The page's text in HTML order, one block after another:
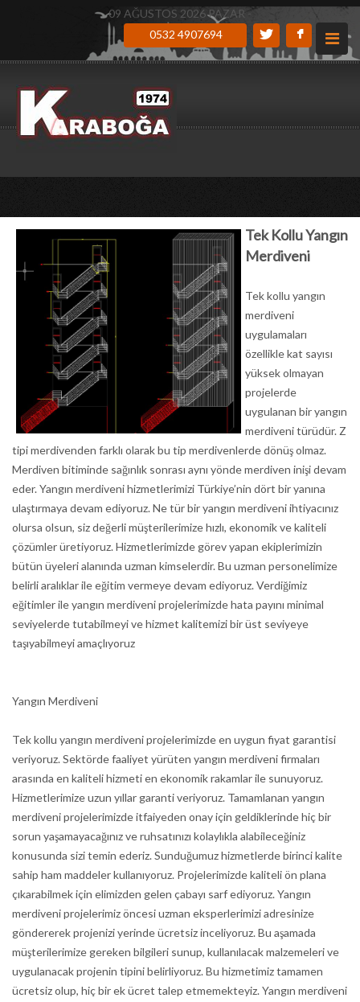
09 AĞUSTOS 2026 PAZAR -
0532 4907694
Tek Kollu Yangın
Merdiveni
Tek kollu yangın
merdiveni
uygulamaları
özellikle kat sayısı
yüksek olmayan
projelerde
uygulanan bir yangın
merdiveni türüdür. Z
tipi merdivenden farklı olarak bu tip merdivenlerde dönüş olmaz.
Merdiven bitiminde sağınlık sonrası aynı yönde merdiven inişi devam
eder. Yangın merdiveni hizmetlerimizi Türkiye’nin dört bir yanına
ulaştırmaya devam ediyoruz. Ne tür bir yangın merdiveni ihtiyacınız
olursa olsun, siz değerli müşterilerimize hızlı, ekonomik ve kaliteli
çözümler üretiyoruz. Hizmetlerimizde görev yapan ekiplerimizin
bütün üyeleri alanında uzman kimselerdir. Bu uzman personelimize
belirli aralıklar ile eğitim vermeye devam ediyoruz. Verdiğimiz
eğitimler ile yangın merdiveni projelerimizde hata payını minimal
seviyelerde tutabilmeyi ve hizmet kalitemizi bir üst seviyeye
taşıyabilmeyi amaçlıyoruz
Yangın Merdiveni
Tek kollu yangın merdiveni projelerimizde en uygun fiyat garantisi
veriyoruz. Sektörde faaliyet yürüten yangın merdiveni firmaları
arasında en kaliteli hizmeti en ekonomik rakamlar ile sunuyoruz.
Hizmetlerimize uzun yıllar garanti veriyoruz. Tamamlanan yangın
merdiveni projelerimizde itfaiyeden onay için geldiklerinde hiç bir
sorun yaşamayacağınız ve ruhsatınızı kolaylıkla alabileceğiniz
konusunda sizi temin ederiz. Sunduğumuz hizmetlerde birinci kalite
sahip ham maddeler kullanıyoruz. Projelerimizde kaliteli ön plana
çıkarabilmek için elimizden gelen çabayı sarf ediyoruz. Yangın
merdiveni projelerimiz öncesi uzman eksperlerimizi adresinize
göndererek projenizi yerinde ücretsiz inceliyoruz. Bu aşamada
müşterilerimize gereken bilgileri sunup, kullanılacak malzemeleri ve
uygulanacak projenin tipini belirliyoruz. Bu hizmetimiz tamamen
ücretsiz olup, hiç bir ek ücret talep etmemekteyiz. Yangın merdiveni